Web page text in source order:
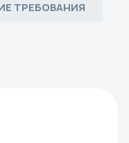
ТРЕБОВАНИЯ